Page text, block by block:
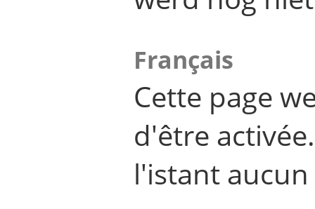
Français
Cette page
d'être
l'istant